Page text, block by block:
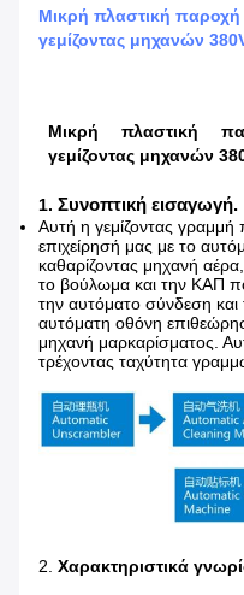
Μικρή πλαστική παροχή
γεμίζοντας μηχανών
Μικρή πλαστική
γεμίζοντας μηχανών
1. Συνοπτική εισαγωγή.
Αυτή η γεμίζοντας
επιχείρησή μας με το
καθαρίζοντας μηχανή
το βούλωμα και την ΚΑΠ
την αυτόματο σύνδεση
αυτόματη οθόνη
μηχανή μαρκαρίσματος.
τρέχοντας ταχύτητα
2. Χαρακτηριστικά